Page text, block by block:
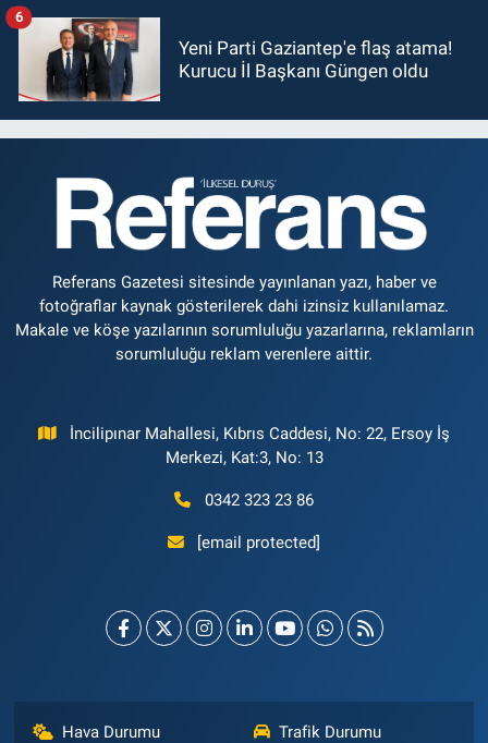
Yeni Parti Gaziantep'e flaş atama!
Kurucu İl Başkanı Güngen oldu
6
Referans Gazetesi sitesinde yayınlanan yazı, haber ve
fotoğraflar kaynak gösterilerek dahi izinsiz kullanılamaz.
Makale ve köşe yazılarının sorumluluğu yazarlarına, reklamların
sorumluluğu reklam verenlere aittir.
İncilipınar Mahallesi, Kıbrıs Caddesi, No: 22, Ersoy İş
Merkezi, Kat:3, No: 13
0342 323 23 86
[email protected]
Hava Durumu Trafik Durumu